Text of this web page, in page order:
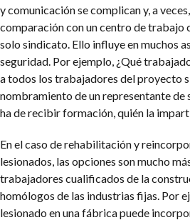
y comunicación se complican y, a
comparación con un centro de trabajo
solo sindicato. Ello influye en muchos
seguridad. Por ejemplo, ¿Qué
a todos los trabajadores del proyecto
nombramiento de un representante de
ha de recibir formación, quién la
En el caso de rehabilitación y
lesionados, las opciones son mucho
trabajadores cualificados de la
homólogos de las industrias fijas. Por
lesionado en una fábrica puede